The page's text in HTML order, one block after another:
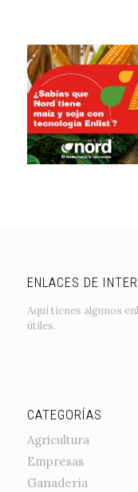
ENLACES DE
Aquí tienes algunos
útiles.
CATEGORÍAS
Agricultura
Empresas
Ganadería